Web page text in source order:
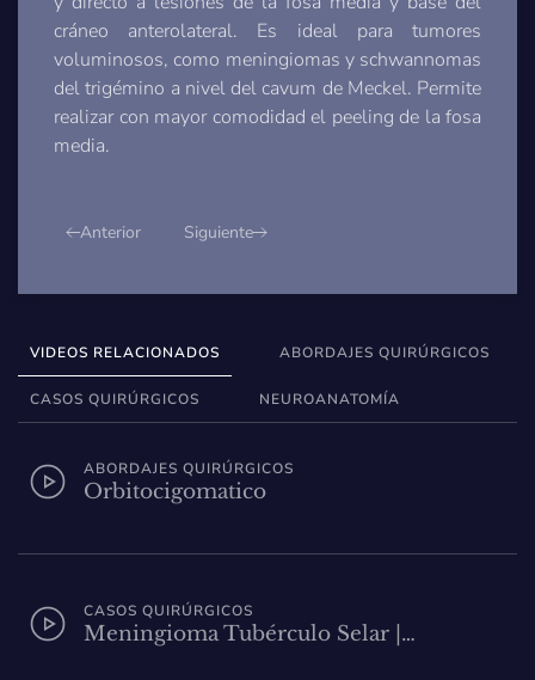
cráneo anterolateral. Es ideal para tumores
voluminosos, como meningiomas y schwannomas
del trigémino a nivel del cavum de Meckel. Permite
realizar con mayor comodidad el peeling de la fosa
media.
Anterior Siguiente
VIDEOS RELACIONADOS ABORDAJES QUIRÚRGICOS
CASOS QUIRÚRGICOS NEUROANATOMÍA
ABORDAJES QUIRÚRGICOS
Orbitocigomatico
CASOS QUIRÚRGICOS
Meningioma Tubérculo Selar |…